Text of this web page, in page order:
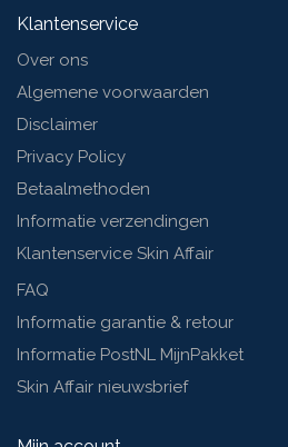
Klantenservice
Over ons
Algemene voorwaarden
Disclaimer
Privacy Policy
Betaalmethoden
Informatie verzendingen
Klantenservice Skin Affair
FAQ
Informatie garantie & retour
Informatie PostNL MijnPakket
Skin Affair nieuwsbrief